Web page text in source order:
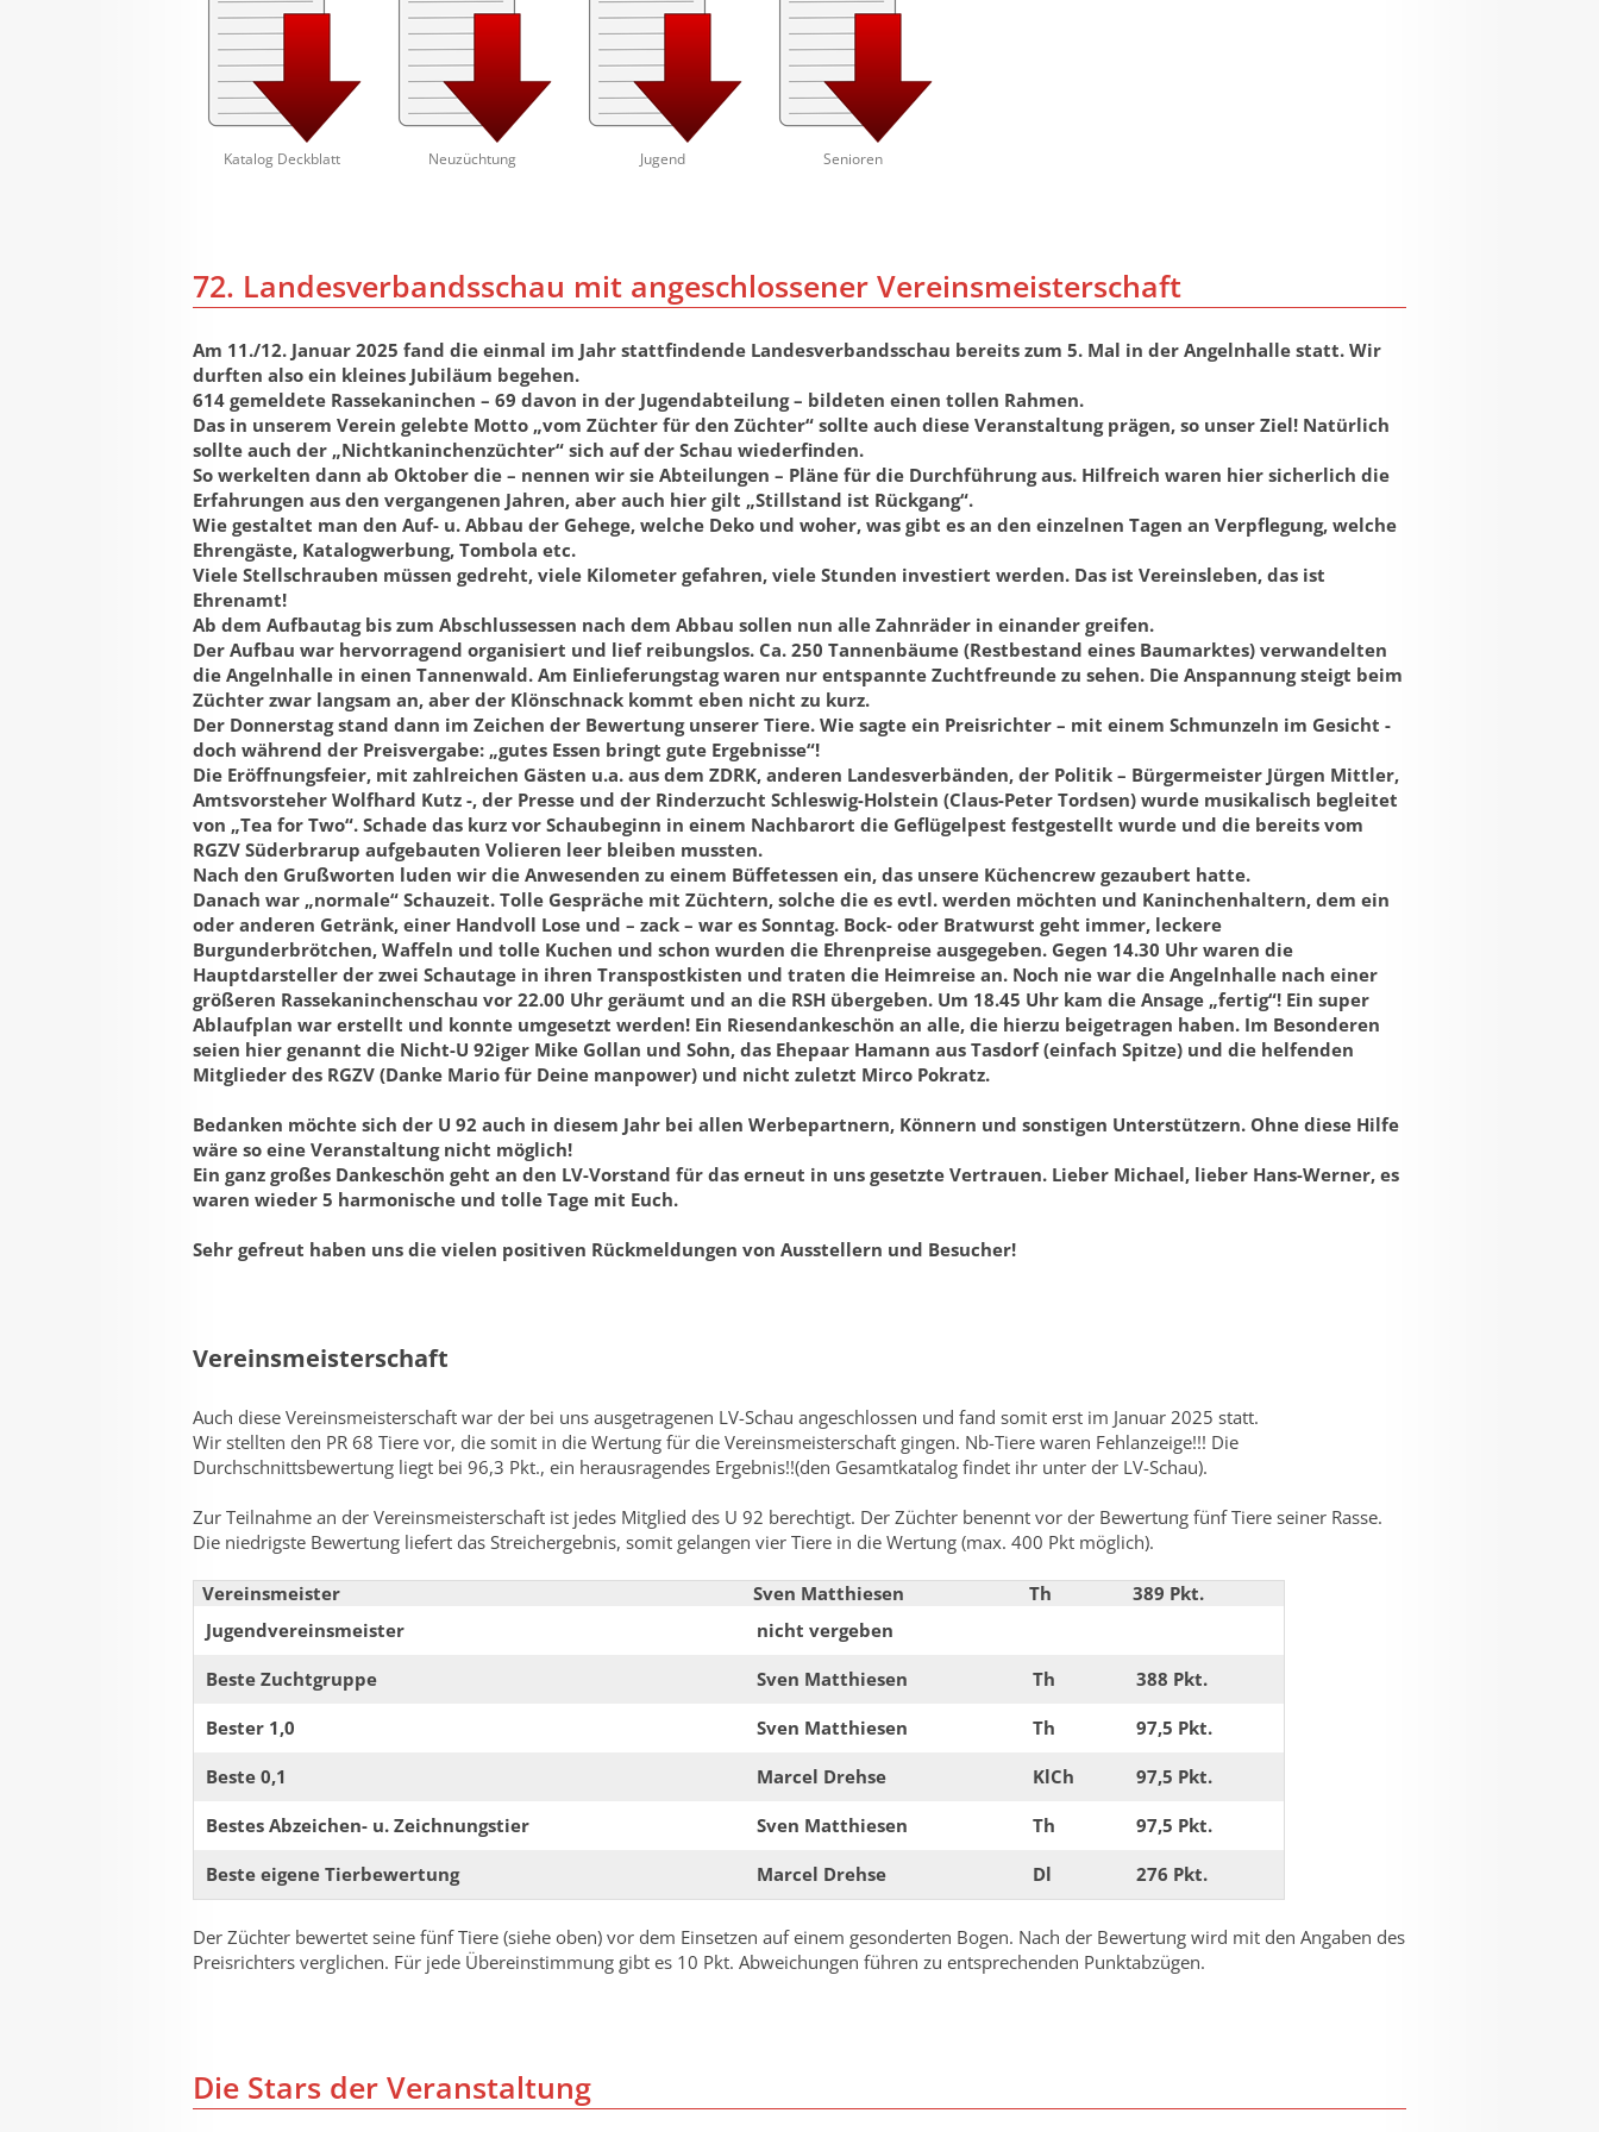
Katalog Deckblatt Neuzüchtung Jugend Senioren
72. Landesverbandsschau mit angeschlossener Vereinsmeisterschaft
Am 11./12. Januar 2025 fand die einmal im Jahr stattfindende Landesverbandsschau bereits zum 5. Mal in der Angelnhalle statt. Wir
durften also ein kleines Jubiläum begehen.
614 gemeldete Rassekaninchen – 69 davon in der Jugendabteilung – bildeten einen tollen Rahmen.
Das in unserem Verein gelebte Motto „vom Züchter für den Züchter“ sollte auch diese Veranstaltung prägen, so unser Ziel! Natürlich
sollte auch der „Nichtkaninchenzüchter“ sich auf der Schau wiederfinden.
So werkelten dann ab Oktober die – nennen wir sie Abteilungen – Pläne für die Durchführung aus. Hilfreich waren hier sicherlich die
Erfahrungen aus den vergangenen Jahren, aber auch hier gilt „Stillstand ist Rückgang“.
Wie gestaltet man den Auf- u. Abbau der Gehege, welche Deko und woher, was gibt es an den einzelnen Tagen an Verpflegung, welche
Ehrengäste, Katalogwerbung, Tombola etc.
Viele Stellschrauben müssen gedreht, viele Kilometer gefahren, viele Stunden investiert werden. Das ist Vereinsleben, das ist
Ehrenamt!
Ab dem Aufbautag bis zum Abschlussessen nach dem Abbau sollen nun alle Zahnräder in einander greifen.
Der Aufbau war hervorragend organisiert und lief reibungslos. Ca. 250 Tannenbäume (Restbestand eines Baumarktes) verwandelten
die Angelnhalle in einen Tannenwald. Am Einlieferungstag waren nur entspannte Zuchtfreunde zu sehen. Die Anspannung steigt beim
Züchter zwar langsam an, aber der Klönschnack kommt eben nicht zu kurz.
Der Donnerstag stand dann im Zeichen der Bewertung unserer Tiere. Wie sagte ein Preisrichter – mit einem Schmunzeln im Gesicht -
doch während der Preisvergabe: „gutes Essen bringt gute Ergebnisse“!
Die Eröffnungsfeier, mit zahlreichen Gästen u.a. aus dem ZDRK, anderen Landesverbänden, der Politik – Bürgermeister Jürgen Mittler,
Amtsvorsteher Wolfhard Kutz -, der Presse und der Rinderzucht Schleswig-Holstein (Claus-Peter Tordsen) wurde musikalisch begleitet
von „Tea for Two“. Schade das kurz vor Schaubeginn in einem Nachbarort die Geflügelpest festgestellt wurde und die bereits vom
RGZV Süderbrarup aufgebauten Volieren leer bleiben mussten.
Nach den Grußworten luden wir die Anwesenden zu einem Büffetessen ein, das unsere Küchencrew gezaubert hatte.
Danach war „normale“ Schauzeit. Tolle Gespräche mit Züchtern, solche die es evtl. werden möchten und Kaninchenhaltern, dem ein
oder anderen Getränk, einer Handvoll Lose und – zack – war es Sonntag. Bock- oder Bratwurst geht immer, leckere
Burgunderbrötchen, Waffeln und tolle Kuchen und schon wurden die Ehrenpreise ausgegeben. Gegen 14.30 Uhr waren die
Hauptdarsteller der zwei Schautage in ihren Transpostkisten und traten die Heimreise an. Noch nie war die Angelnhalle nach einer
größeren Rassekaninchenschau vor 22.00 Uhr geräumt und an die RSH übergeben. Um 18.45 Uhr kam die Ansage „fertig“! Ein super
Ablaufplan war erstellt und konnte umgesetzt werden! Ein Riesendankeschön an alle, die hierzu beigetragen haben. Im Besonderen
seien hier genannt die Nicht-U 92iger Mike Gollan und Sohn, das Ehepaar Hamann aus Tasdorf (einfach Spitze) und die helfenden
Mitglieder des RGZV (Danke Mario für Deine manpower) und nicht zuletzt Mirco Pokratz.
Bedanken möchte sich der U 92 auch in diesem Jahr bei allen Werbepartnern, Könnern und sonstigen Unterstützern. Ohne diese Hilfe
wäre so eine Veranstaltung nicht möglich!
Ein ganz großes Dankeschön geht an den LV-Vorstand für das erneut in uns gesetzte Vertrauen. Lieber Michael, lieber Hans-Werner, es
waren wieder 5 harmonische und tolle Tage mit Euch.
Sehr gefreut haben uns die vielen positiven Rückmeldungen von Ausstellern und Besucher!
Vereinsmeisterschaft
Auch diese Vereinsmeisterschaft war der bei uns ausgetragenen LV-Schau angeschlossen und fand somit erst im Januar 2025 statt.
Wir stellten den PR 68 Tiere vor, die somit in die Wertung für die Vereinsmeisterschaft gingen. Nb-Tiere waren Fehlanzeige!!! Die
Durchschnittsbewertung liegt bei 96,3 Pkt., ein herausragendes Ergebnis!!(den Gesamtkatalog findet ihr unter der LV-Schau).
Zur Teilnahme an der Vereinsmeisterschaft ist jedes Mitglied des U 92 berechtigt. Der Züchter benennt vor der Bewertung fünf Tiere seiner Rasse.
Die niedrigste Bewertung liefert das Streichergebnis, somit gelangen vier Tiere in die Wertung (max. 400 Pkt möglich).
Vereinsmeister Sven Matthiesen Th
389 Pkt.
Jugendvereinsmeister
nicht vergeben
Beste Zuchtgruppe Sven Matthiesen Th 388 Pkt.
Bester 1,0 Sven Matthiesen Th 97,5 Pkt.
Beste 0,1 Marcel Drehse KlCh 97,5 Pkt.
Bestes Abzeichen- u. Zeichnungstier Sven Matthiesen Th 97,5 Pkt.
Beste eigene Tierbewertung Marcel Drehse Dl 276 Pkt.
Der Züchter bewertet seine fünf Tiere (siehe oben) vor dem Einsetzen auf einem gesonderten Bogen. Nach der Bewertung wird mit den Angaben des
Preisrichters verglichen. Für jede Übereinstimmung gibt es 10 Pkt. Abweichungen führen zu entsprechenden Punktabzügen.
Die Stars der Veranstaltung